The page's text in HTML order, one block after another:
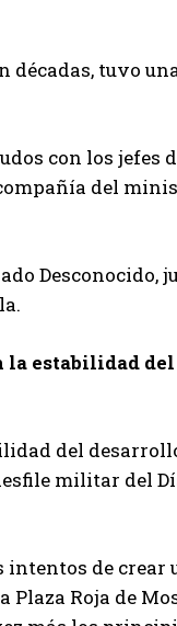
décadas, tuvo
con los jefes
del
Desconocido,
la estabilidad
del
militar del
de crear
Roja de